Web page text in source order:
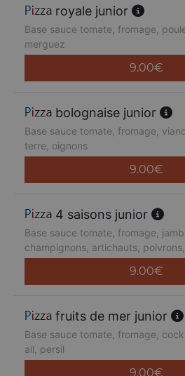
royale junior
Base sauce tomate, fromage,
merguez
9.00€
bolognaise junior
Base sauce tomate, fromage,
terre, oignons
9.00€
4 saisons junior
Base sauce tomate, fromage,
champignons, artichauts,
9.00€
fruits de mer junior
Base sauce tomate, fromage,
ail, persil
9.00€